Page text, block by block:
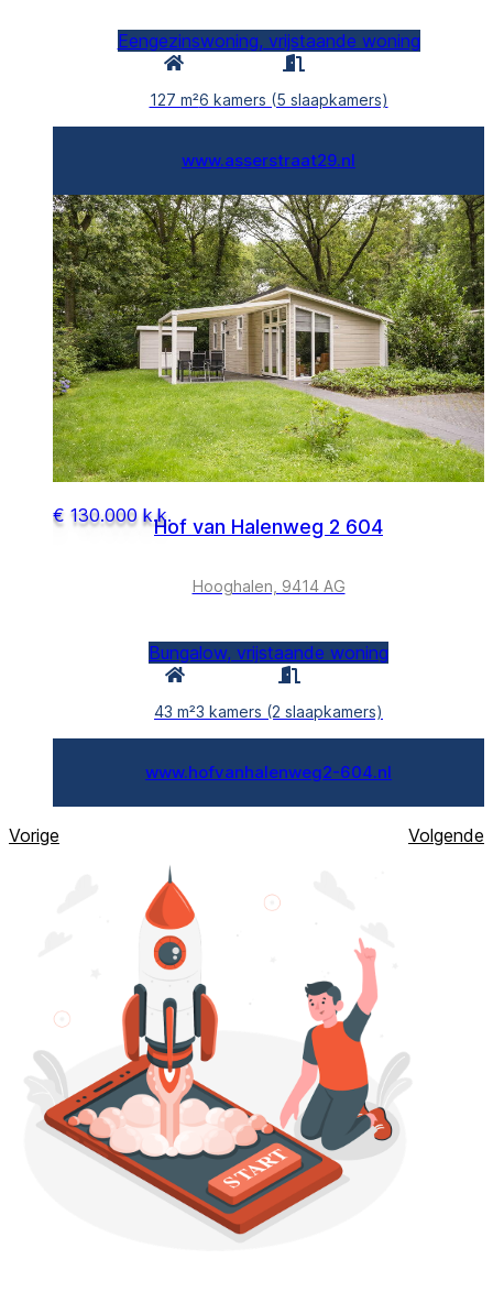
Eengezinswoning, vrijstaande woning
127 m²6 kamers (5 slaapkamers)
www.asserstraat29.nl
€ 130.000 k.k.Hof van Halenweg 2 604
Hooghalen, 9414 AG
Bungalow, vrijstaande woning
43 m²3 kamers (2 slaapkamers)
www.hofvanhalenweg2-604.nl
Vorige Volgende